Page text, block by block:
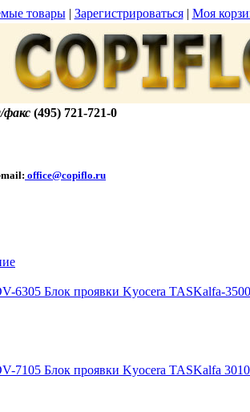
товары| Зарегистрироваться| Моя
факс (495) 721-721-0
mail: office@copiflo.ru
6305 Блок проявки Kyocera TASKalfa-
7105 Блок проявки Kyocera TASKalfa